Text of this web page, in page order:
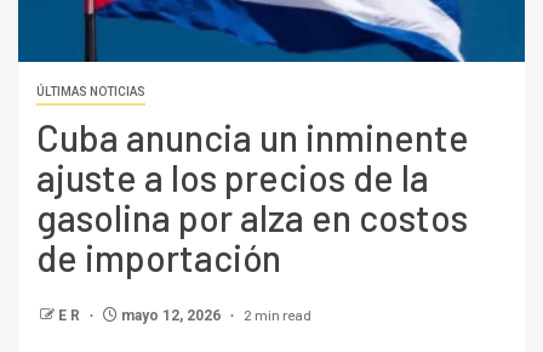
ÚLTIMAS NOTICIAS
Cuba anuncia un inminente
ajuste a los precios de la
gasolina por alza en costos
de importación
E R mayo 12, 2026 2 min read